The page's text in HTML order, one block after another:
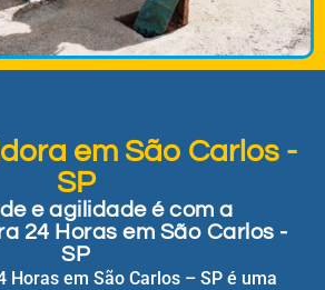
em São Carlos -
SP
e agilidade é com a
24 Horas em São Carlos -
SP
Horas em São Carlos – SP é uma